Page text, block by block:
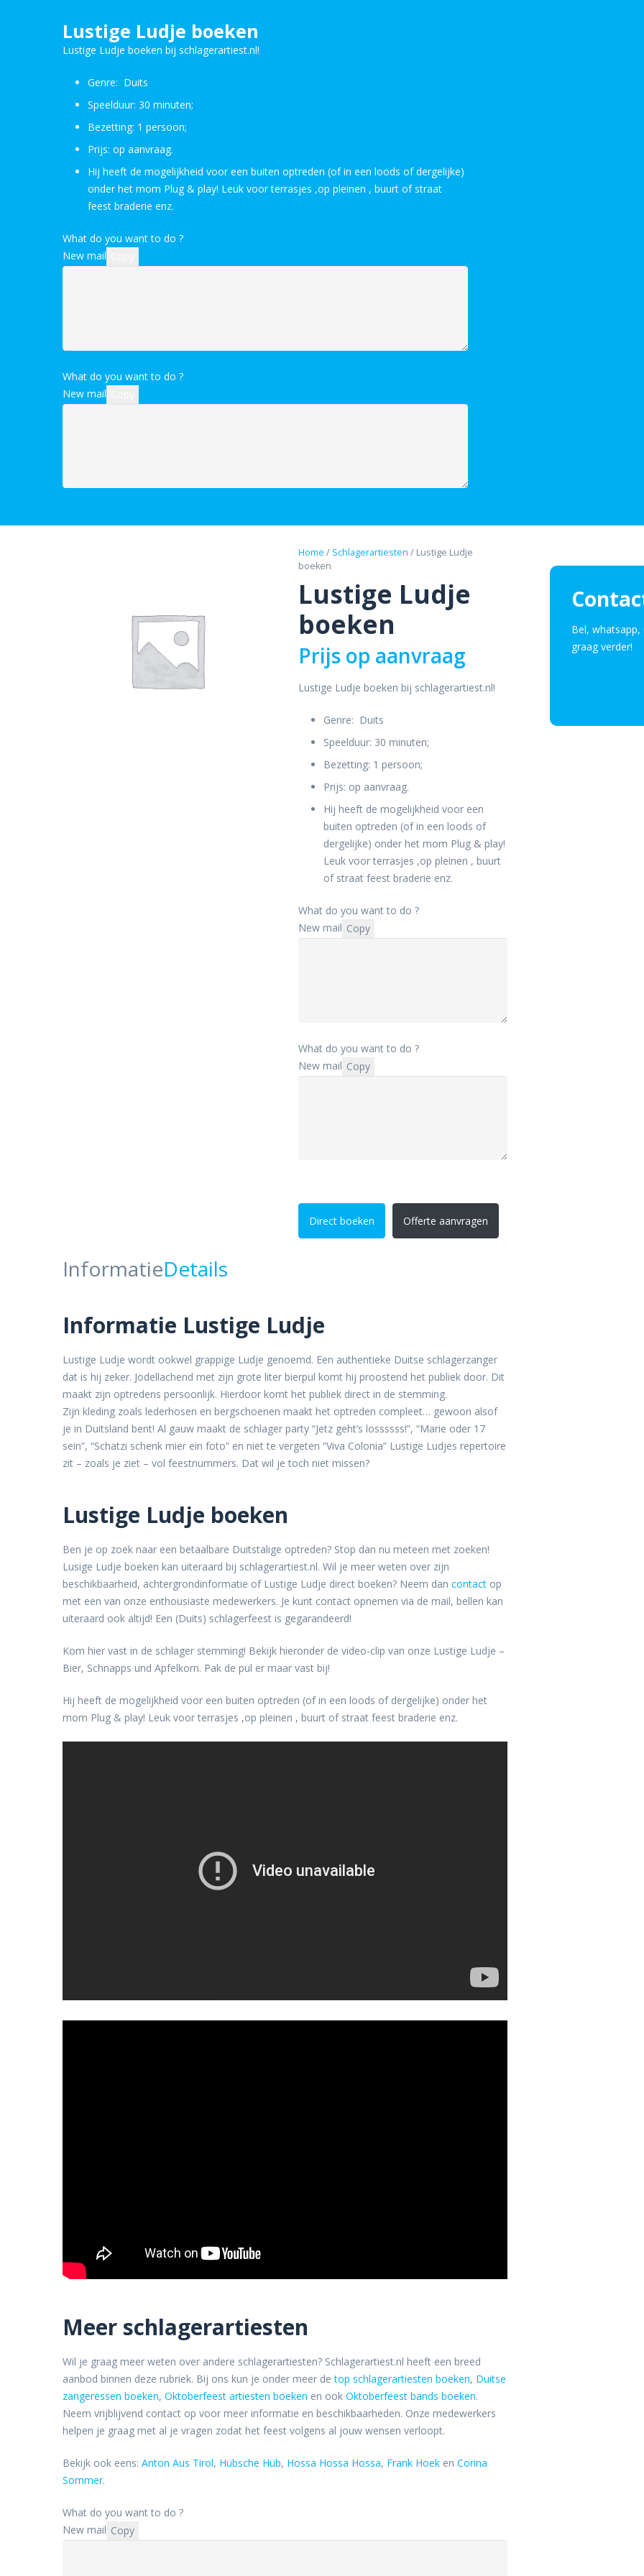
Lustige Ludje boeken
Lustige Ludje boeken bij schlagerartiest.nl!
Genre: Duits
Speelduur: 30 minuten;
Bezetting: 1 persoon;
Prijs: op aanvraag.
Hij heeft de mogelijkheid voor een buiten optreden (of in een loods of dergelijke)
onder het mom Plug & play! Leuk voor terrasjes ,op pleinen , buurt of straat
feest braderie enz.
What do you want to do ?
New mail
What do you want to do ?
New mail
Home / Schlagerartiesten / Lustige Ludje
boeken
Lustige Ludje
boeken
Prijs op aanvraag
Lustige Ludje boeken bij schlagerartiest.nl!
Genre: Duits
Speelduur: 30 minuten;
Bezetting: 1 persoon;
Prijs: op aanvraag.
Hij heeft de mogelijkheid voor een
buiten optreden (of in een loods of
dergelijke) onder het mom Plug & play!
Leuk voor terrasjes ,op pleinen , buurt
of straat feest braderie enz.
What do you want to do ?
New mail Copy
What do you want to do ?
New mail Copy
Direct boeken Offerte aanvragen
InformatieDetails
Informatie Lustige Ludje
Lustige Ludje wordt ookwel grappige Ludje genoemd. Een authentieke Duitse schlagerzanger
dat is hij zeker. Jodellachend met zijn grote liter bierpul komt hij proostend het publiek door. Dit
maakt zijn optredens persoonlijk. Hierdoor komt het publiek direct in de stemming.
Zijn kleding zoals lederhosen en bergschoenen maakt het optreden compleet… gewoon alsof
je in Duitsland bent! Al gauw maakt de schlager party “Jetz geht’s lossssss!”, “Marie oder 17
sein”, “Schatzi schenk mier ein foto” en niet te vergeten “Viva Colonia” Lustige Ludjes repertoire
zit – zoals je ziet – vol feestnummers. Dat wil je toch niet missen?
Lustige Ludje boeken
Ben je op zoek naar een betaalbare Duitstalige optreden? Stop dan nu meteen met zoeken!
Lusige Ludje boeken kan uiteraard bij schlagerartiest.nl. Wil je meer weten over zijn
beschikbaarheid, achtergrondinformatie of Lustige Ludje direct boeken? Neem dan contact op
met een van onze enthousiaste medewerkers. Je kunt contact opnemen via de mail, bellen kan
uiteraard ook altijd! Een (Duits) schlagerfeest is gegarandeerd!
Kom hier vast in de schlager stemming! Bekijk hieronder de video-clip van onze Lustige Ludje –
Bier, Schnapps und Apfelkorn. Pak de pul er maar vast bij!
Hij heeft de mogelijkheid voor een buiten optreden (of in een loods of dergelijke) onder het
mom Plug & play! Leuk voor terrasjes ,op pleinen , buurt of straat feest braderie enz.
Meer schlagerartiesten
Wil je graag meer weten over andere schlagerartiesten? Schlagerartiest.nl heeft een breed
aanbod binnen deze rubriek. Bij ons kun je onder meer detop schlagerartiesten boeken, Duitse
zangeressen boeken, Oktoberfeest artiesten boeken en ook Oktoberfeest bands boeken.
Neem vrijblijvend contact op voor meer informatie en beschikbaarheden. Onze medewerkers
helpen je graag met al je vragen zodat het feest volgens al jouw wensen verloopt.
Bekijk ook eens: Anton Aus Tirol, Hübsche Hüb, Hossa Hossa Hossa, Frank Hoek en Corina
Sommer.
What do you want to do ?
New mail Copy
​Bel,
graag verder!